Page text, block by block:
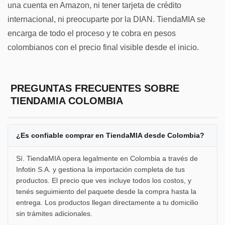
una cuenta en Amazon, ni tener tarjeta de crédito
internacional, ni preocuparte por la DIAN. TiendaMIA se
encarga de todo el proceso y te cobra en pesos
colombianos con el precio final visible desde el inicio.
PREGUNTAS FRECUENTES SOBRE
TIENDAMIA COLOMBIA
¿Es confiable comprar en TiendaMIA desde Colombia?
Sí. TiendaMIA opera legalmente en Colombia a través de
Infotin S.A. y gestiona la importación completa de tus
productos. El precio que ves incluye todos los costos, y
tenés seguimiento del paquete desde la compra hasta la
entrega. Los productos llegan directamente a tu domicilio
sin trámites adicionales.